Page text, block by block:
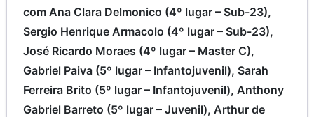
com Ana Clara Delmonico (4º lugar – Sub-23),
Sergio Henrique Armacolo (4º lugar – Sub-23),
José Ricardo Moraes (4º lugar – Master C),
Gabriel Paiva (5º lugar – Infantojuvenil), Sarah
Ferreira Brito (5º lugar – Infantojuvenil), Anthony
Gabriel Barreto (5º lugar – Juvenil), Arthur de